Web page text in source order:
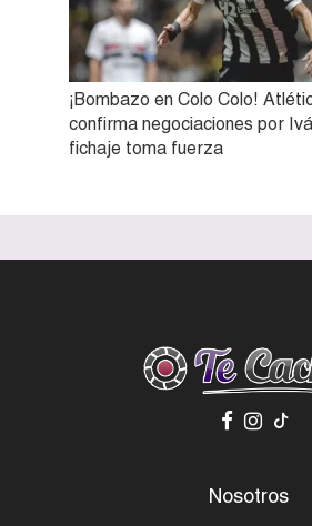
¡Bombazo en Colo Colo!
confirma negociaciones por
fichaje toma fuerza
Nosotros